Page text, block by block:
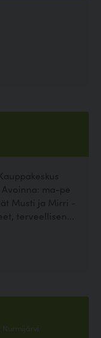
ma-pe
Musti ja Mirri -
terveellisen...
Nurmijärvi